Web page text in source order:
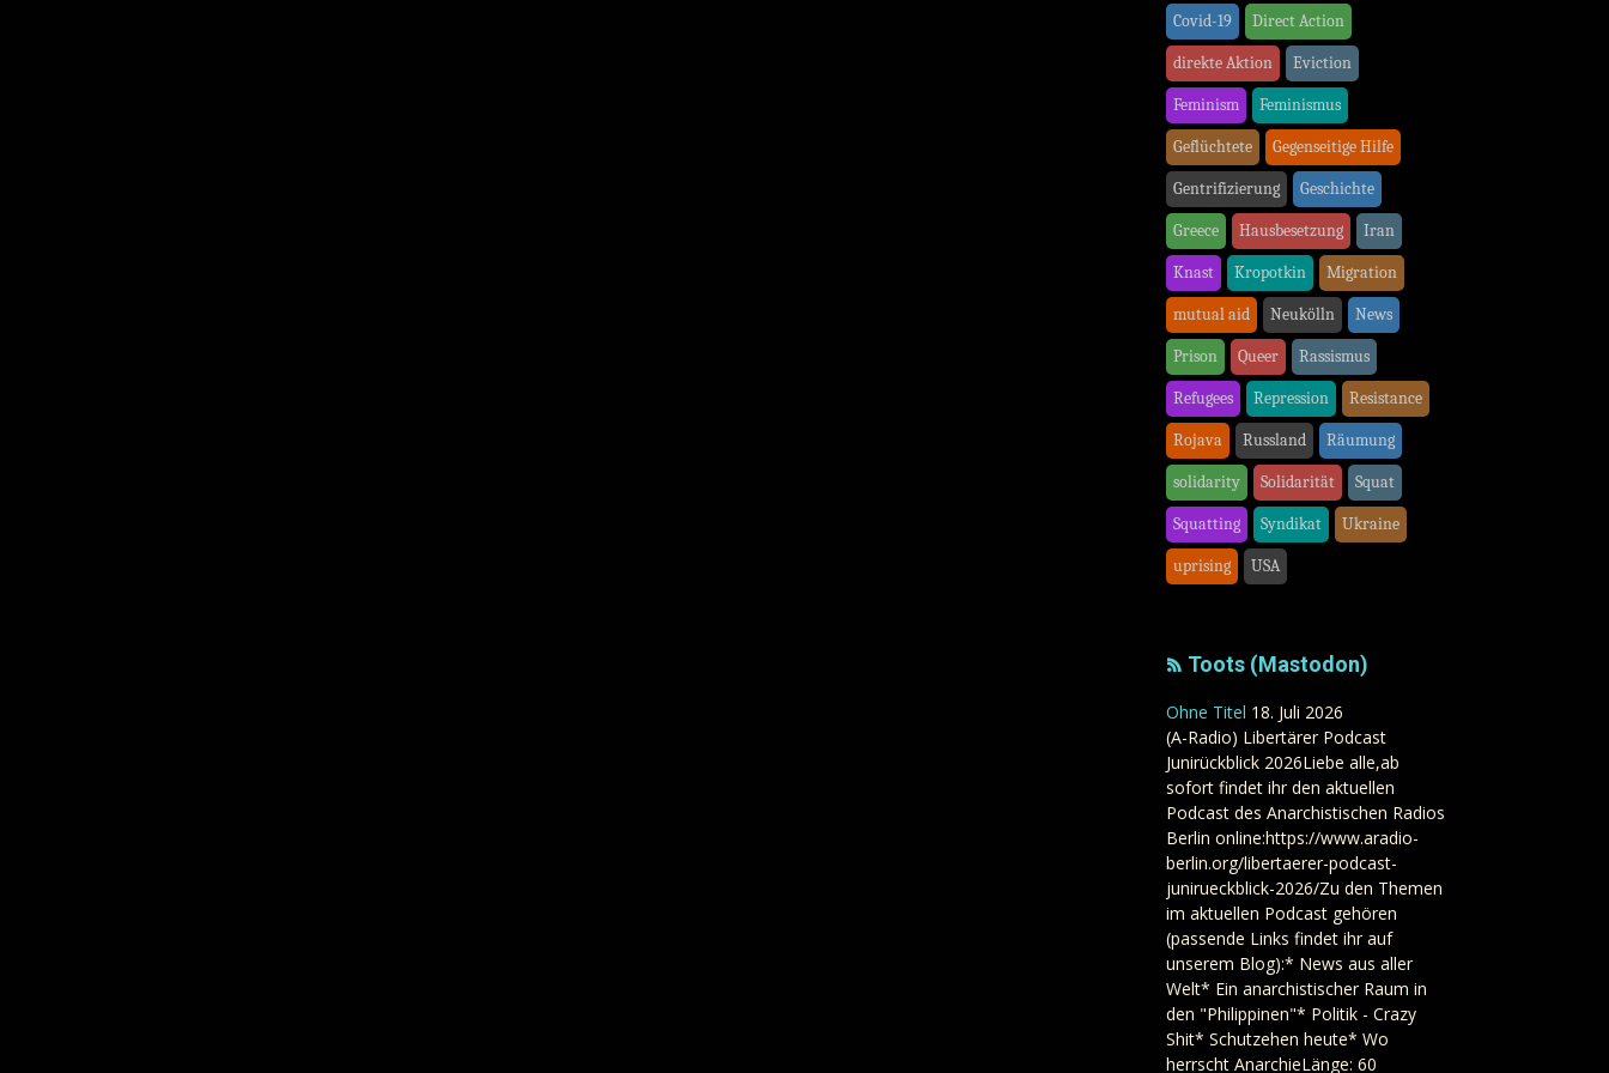
Covid-19 Direct Action
direkte Aktion Eviction
Feminism Feminismus
Geflüchtete Gegenseitige Hilfe
Gentrifizierung Geschichte
Greece Hausbesetzung Iran
Knast Kropotkin Migration
mutual aid Neukölln News
Prison Queer Rassismus
Refugees Repression Resistance
Rojava Russland Räumung
solidarity Solidarität Squat
Squatting Syndikat Ukraine
uprising USA
Toots (Mastodon)
Ohne Titel 18. Juli 2026
(A-Radio) Libertärer Podcast
Junirückblick 2026Liebe alle,ab
sofort findet ihr den aktuellen
Podcast des Anarchistischen Radios
Berlin online:https://www.aradio-
berlin.org/libertaerer-podcast-
junirueckblick-2026/Zu den Themen
im aktuellen Podcast gehören
(passende Links findet ihr auf
unserem Blog):* News aus aller
Welt* Ein anarchistischer Raum in
den "Philippinen"* Politik - Crazy
Shit* Schutzehen heute* Wo
herrscht AnarchieLänge: 60